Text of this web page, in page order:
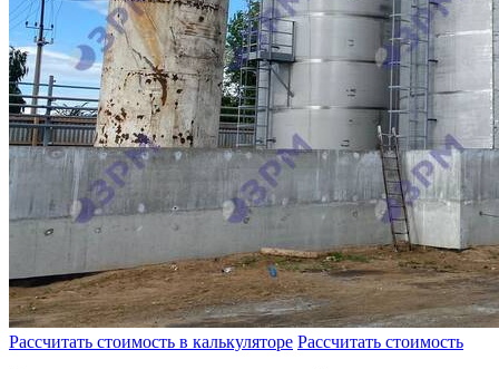
Рассчитать стоимость в калькуляторе Рассчитать стоимость